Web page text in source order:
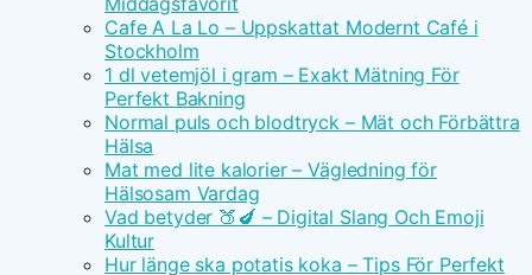
Cafe A La Lo – Uppskattat Modernt Café i
Stockholm
1 dl vetemjöl i gram – Exakt Mätning För
Perfekt Bakning
Normal puls och blodtryck – Mät och Förbättra
Hälsa
Mat med lite kalorier – Vägledning för
Hälsosam Vardag
Vad betyder 🍑🍆 – Digital Slang Och Emoji
Kultur
Hur länge ska potatis koka – Tips För Perfekt